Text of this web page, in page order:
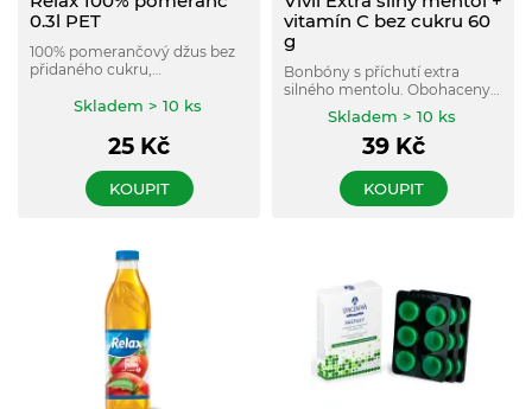
0.3l PET
100% pomerančový džus bez
přidaného cukru,
a aromat.Skladem > 10 ks
25 Kč
KOUPIT
vitamín C bez cukru 60
g
Bonbóny s příchutí extra
silného mentolu. Obohaceny
o vitamin C. Bez cukru.
Skladem > 10 ks
39Kč
KOUPIT